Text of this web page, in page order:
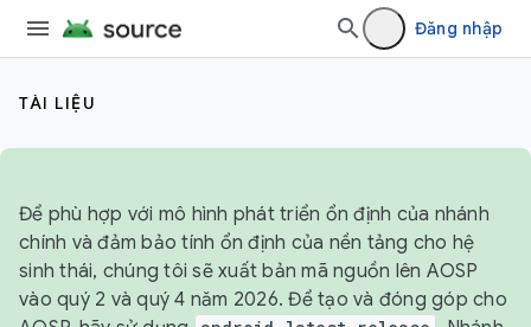
Đăng nhập
TÀI LIỆU
Để phù hợp với mô hình phát triển ổn định của nhánh
chính và đảm bảo tính ổn định của nền tảng cho hệ
sinh thái, chúng tôi sẽ xuất bản mã nguồn lên AOSP
vào quý 2 và quý 4 năm 2026. Để tạo và đóng góp cho